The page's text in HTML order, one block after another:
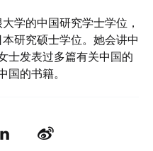
学的中国研究学士学位，
研究硕士学位。她会讲中
士发表过多篇有关中国的
的书籍。
Weibo